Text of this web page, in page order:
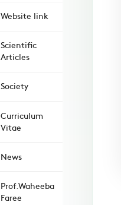
Website link
Scientific
Articles
Society
Curriculum
Vitae
News
Prof.Waheeba
Faree